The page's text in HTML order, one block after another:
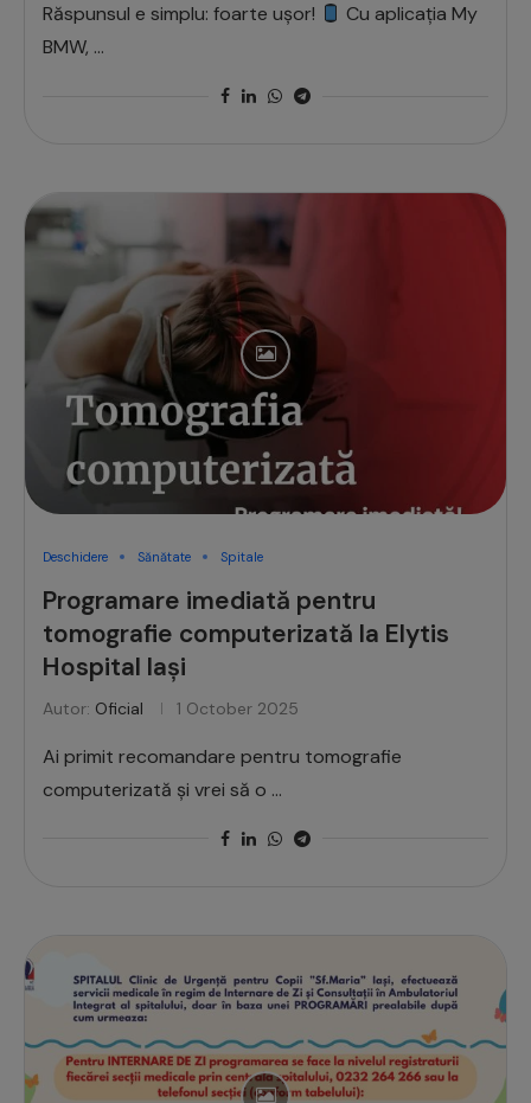
Răspunsul e simplu: foarte ușor!
Cu aplicația My
BMW, …
Deschidere Sănătate Spitale
Programare imediată pentru
tomografie computerizată la Elytis
Hospital Iași
Autor: Oficial 1 October 2025
Ai primit recomandare pentru tomografie
computerizată și vrei să o …